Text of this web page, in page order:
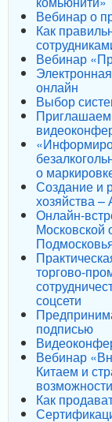
Вебинар о
Как
Вебинар
онлайн
Выбор
о
Создание и
хозяйства
Онлайн-
Московской
торгово-
соцсети
подписью
Вебинар
Китаем и
Как